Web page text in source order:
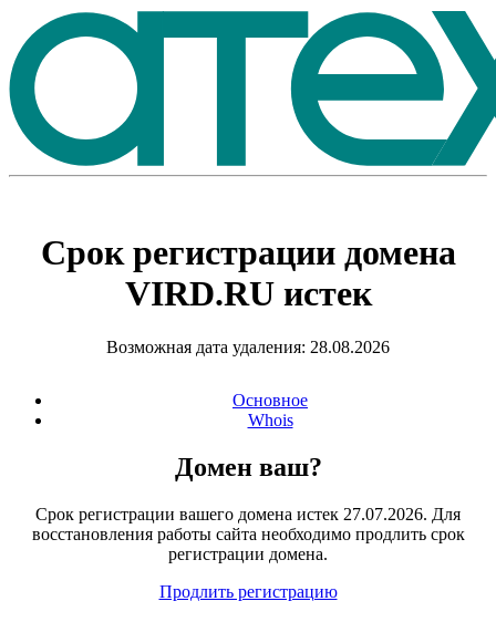
Срок регистрации домена
VIRD.RUистек
Возможная дата удаления: 28.08.2026
Основное
Whois
Домен ваш?
Срок регистрации вашего домена истек 27.07.2026. Для
восстановления работы сайта необходимо продлить срок
регистрации домена.
Продлить регистрацию